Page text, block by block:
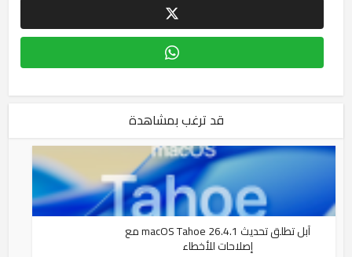
قد ترغب بمشاهدة
آبل تطلق تحديث macOS Tahoe 26.4.1 مع
إصلاحات للأخطاء